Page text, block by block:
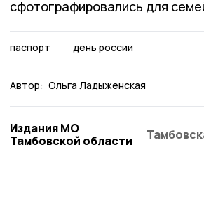
сфотографировались для
паспорт день россии
Автор: Ольга Ладыженская
Издания МО
Тамбовской области